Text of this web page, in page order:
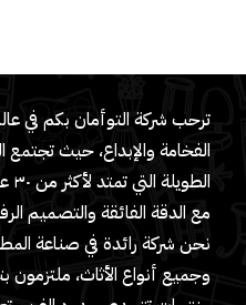
ترحب شركة التوأمان بكم في
الفخامة والإبداع، حيث تجتمع
مع الدقة الفائقة والتصميم
نحن شركة رائدة في صناعة
وجميع أنواع الأثاث، ملتزمون